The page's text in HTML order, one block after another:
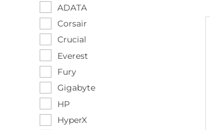
ADATA
Corsair
Crucial
Everest
Fury
Gigabyte
HP
HyperX